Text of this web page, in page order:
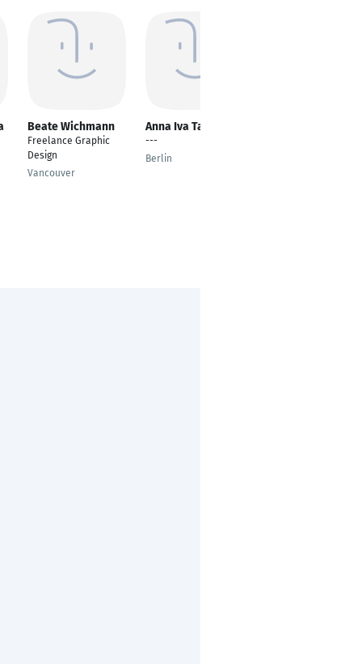
Beate Wichmann
Freelance Graphic
Design
Vancouver
Anna Iva Tanasova
---
Berlin